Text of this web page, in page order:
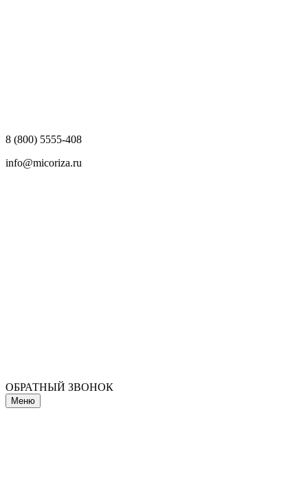
8 (800) 5555-408
info@micoriza.ru
ОБРАТНЫЙ ЗВОНОК
Меню